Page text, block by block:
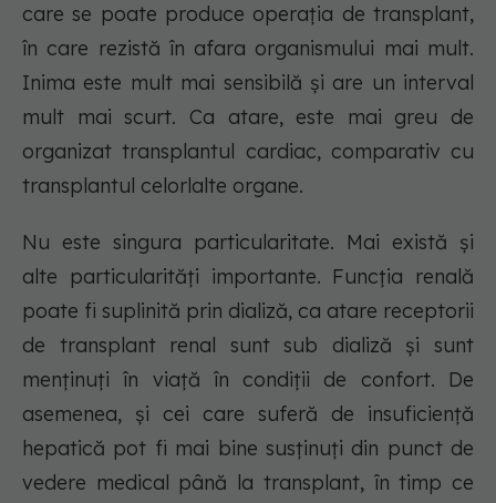
care se poate produce operația de transplant,
în care rezistă în afara organismului mai mult.
Inima este mult mai sensibilă și are un interval
mult mai scurt. Ca atare, este mai greu de
organizat transplantul cardiac, comparativ cu
transplantul celorlalte organe.
Nu este singura particularitate. Mai există și
alte particularități importante. Funcția renală
poate fi suplinită prin dializă, ca atare receptorii
de transplant renal sunt sub dializă și sunt
menținuți în viață în condiții de confort. De
asemenea, și cei care suferă de insuficiență
hepatică pot fi mai bine susținuți din punct de
vedere medical până la transplant, în timp ce